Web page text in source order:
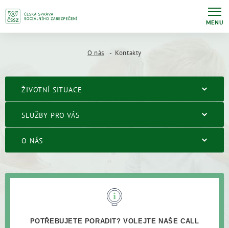
MENU
O nás Kontakty
ŽIVOTNÍ SITUACE
SLUŽBY PRO VÁS
O NÁS
POTŘEBUJETE PORADIT? VOLEJTE NAŠE CALL